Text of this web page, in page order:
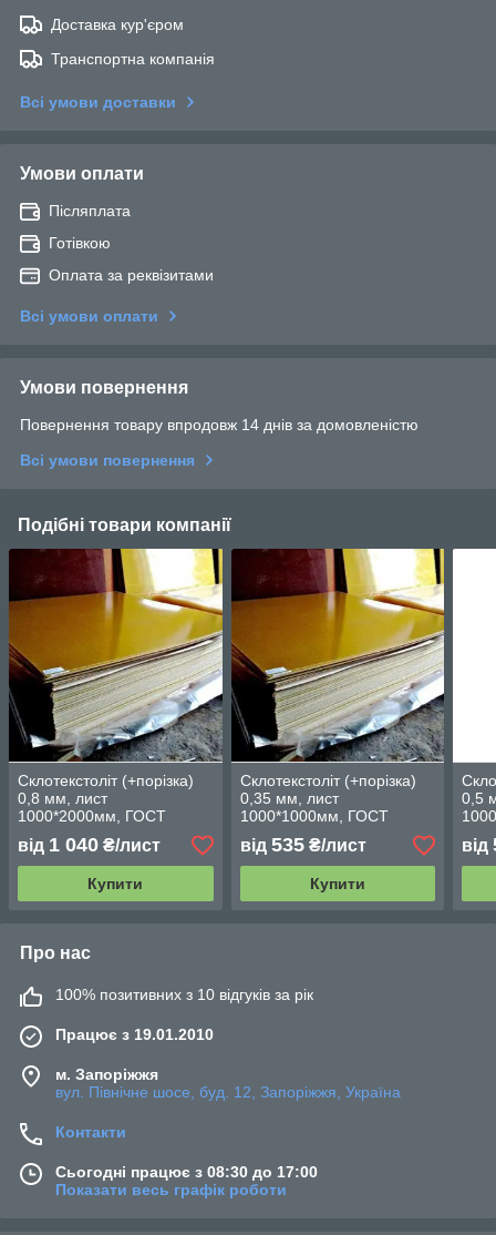
Доставка кур'єром
Транспортна компанія
Всі умови доставки
Умови оплати
Післяплата
Готівкою
Оплата за реквізитами
Всі умови оплати
Умови повернення
Повернення товару впродовж 14 днів за домовленістю
Всі умови повернення
Подібні товари компанії
Склотекстоліт (+порізка)
0,8 мм, лист
1000*2000мм, ГОСТ
12652-74 (СТЕФ-1)
від 1 040 ₴/лист
Купити
Склотекстоліт (+порізка)
0,35 мм, лист
1000*1000мм, ГОСТ
12652-74 (СТЕФ-1)
від 535₴/лист
Купити
0,5
від
Про нас
100% позитивних з 10 відгуків за рік
Працює з 19.01.2010
м. Запоріжжя
вул. Північне шосе, буд. 12, Запоріжжя, Україна
Контакти
Сьогодні працює з 08:30 до 17:00
Показати весь графік роботи